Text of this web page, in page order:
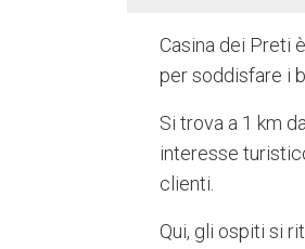
Casina dei Preti
per soddisfare i
Si trova a 1 km
interesse
clienti.
Qui, gli ospiti si